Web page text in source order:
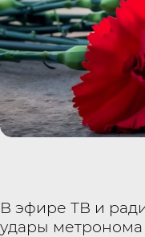
В эфире ТВ и
удары